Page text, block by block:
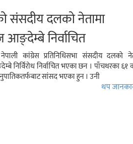
संसदीय दलको नेतामा
आङ्देम्बे निर्वाचित
कांग्रेस प्रतिनिधिसभा संसदीय दलको
निर्विरोध निर्वाचित भएका छन । पाँचथरका ६१
सांसद भएका हुन । उनी
थप